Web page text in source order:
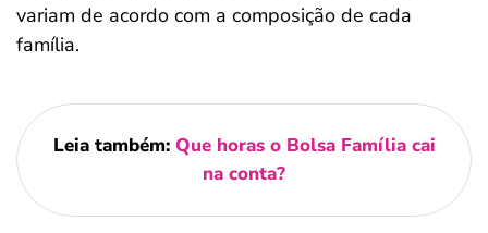
variam de acordo com a composição de cada
família.
Leia também: Que horas o Bolsa Família cai
na conta?